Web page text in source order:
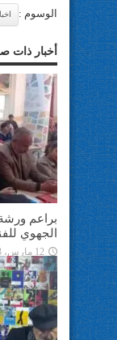
الوسوم :
أخبار ذات
براعم
الجهوي
12 مارس، 2023